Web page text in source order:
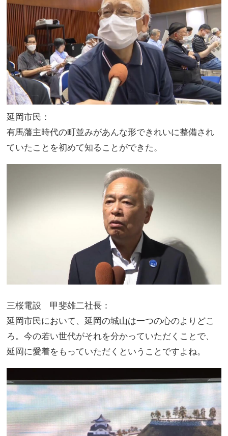
延岡市民：
有馬藩主時代の町並みがあんな形できれいに整備され
ていたことを初めて知ることができた。
三桜電設 甲斐雄二社長：
延岡市民において、延岡の城山は一つの心のよりどこ
ろ。今の若い世代がそれを分かっていただくことで、
延岡に愛着をもっていただくということですよね。